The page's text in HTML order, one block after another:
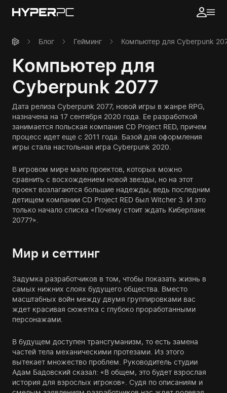
Блог Гейминг Компьютер для Cyberpunk
Компьютер для
Cyberpunk 2077
Дата релиза Cyberpunk 2077, новой игры в жанре RPG,
назначена на 17 сентября 2020 года. Ее разработкой
занимается польская компания CD Project RED, причем
процесс идет еще с 2011 года. Базой для оформления
игры стала настольная игра Cyberpunk 2020.
В игровом мире мало проектов, которых можно
сравнить с восхождением новой звезды, но на этот
проект возлагаются большие надежды, ведь последним
детищем компании CD Project RED был Witcher 3. И это
только начало списка «Почему стоит ждать Киберпанк
2077?».
Мир и сеттинг
Задумка разработчиков в том, чтобы показать жизнь в
самых нижних слоях будущего общества. Вместо
масштабных войн между двумя группировками вас
ждет красивая сюжетка с глубоко проработанными
персонажами.
В будущем доступен трансгуманизм, то есть замена
частей тела механическими протезами. Из этого
вытекает множество проблем. Руководитель студии
Адам Бадовский сказал: «В общем, это будет взрослая
история для взрослых игроков». Судя по описаниям и